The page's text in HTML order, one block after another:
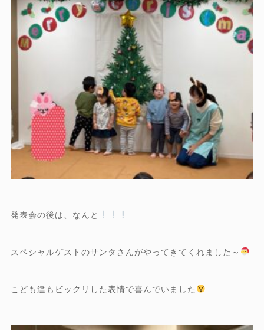
発表会の後は、なんと
スペシャルゲストのサンタさんがやってきてくれました～
こども達もビックリした表情で喜んでいました